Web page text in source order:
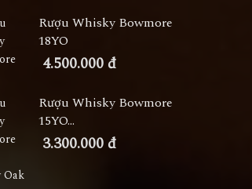
Rượu Whisky Bowmore
18YO
4.500.000 đ
Rượu Whisky Bowmore
15YO...
3.300.000 đ